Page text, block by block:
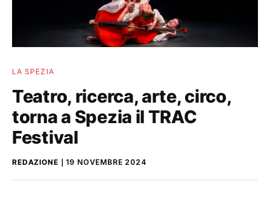
LA SPEZIA
Teatro, ricerca, arte, circo,
torna a Spezia il TRAC
Festival
REDAZIONE 19 NOVEMBRE 2024